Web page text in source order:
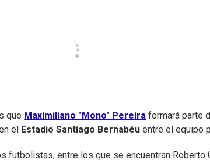
que Maximiliano "Mono" Pereira formará parte
el
Estadio Santiago Bernabéu entre el equipo
futbolistas, entre los que se encuentran Roberto